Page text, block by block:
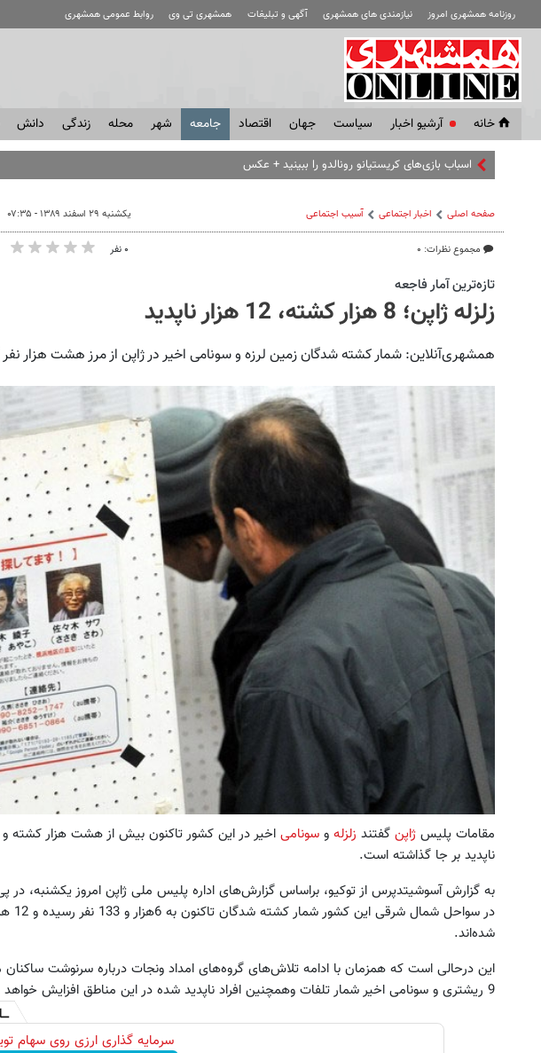
روزنامه همشهری امروز نیازمندی های همشهری آگهی و تبلیغات همشهری تی وی روابط عمومی همشهری
خانه آرشیو اخبار سياست جهان اقتصاد جامعه شهر محله زندگی دانش
اسباب‌ بازی‌های کریستیانو رونالدو را ببینید + عکس
صفحه اصلی اخبار اجتماعی آسیب اجتماعی
مجموع نظرات: ۰
یکشنبه ۲۹ اسفند ۱۳۸۹ - ۰۷:۳۵
۰ نفر
تازه‌ترین آمار فاجعه
زلزله ژاپن؛ 8 هزار کشته، 12 هزار ناپدید
همشهری‌آنلاین: شمار کشته شدگان زمین لرزه و سونامی اخیر در ژاپن از مرز هشت هزار
مقامات پلیس ژاپن گفتند زلزله و سونامی اخیر در این کشور تاکنون بیش از هشت هزار کشته و
ناپدید بر جا گذاشته است.
به گزارش آسوشیتدپرس از توکیو، براساس گزارش‌های اداره پلیس ملی ژاپن امروز یکشنبه،
شده‌اند.
این درحالی است که همزمان با ادامه تلاش‌های گروه‌های امداد ونجات درباره سرنوشت ساکنان
9 ریشتری و سونامی اخیر شمار تلفات وهمچنین افراد ناپدید شده در این مناطق افزایش خواهد یافت.
سرمایه گذاری ارزی روی سهام
شادمهر
یاس» را
کوییک گذاشتی برای فروش ؟ اینجا
سریع و راحت بفروش
درخواست فروش
جای این پک تقویت موی جلبک توی حمومت
خالیه!45%تخفیف
خرید محصول
تنها در چند